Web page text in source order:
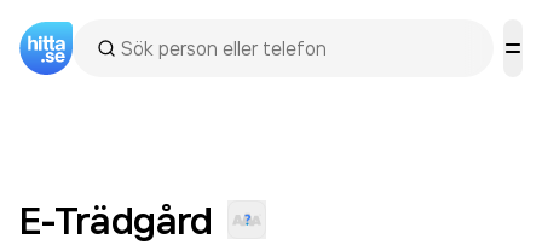
E-Trädgård